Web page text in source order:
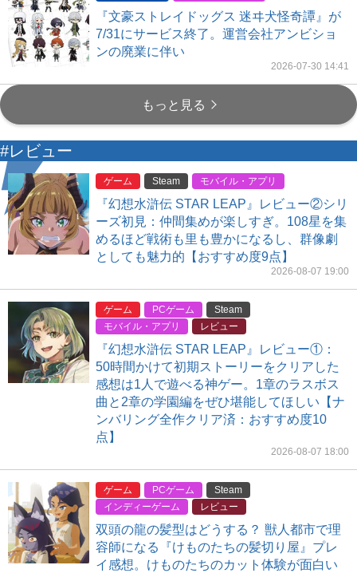
『文豪ストレイドッグス 迷ヰ犬怪奇譚』が
7/31にサービス終了。運営会社アンビショ
ンの廃業に伴い
2026-07-30 14:41
もっと見る
#レビュー
ゲーム Steam モバイル・アプリ
『幻想水滸伝 STAR LEAP』レビュー②シリ
ーズ初見：仲間集めが楽しすぎ。108星を集
めるほど戦術も里も豊かになるし、群像劇
としても魅力的【おすすめ度9点】
2026-08-07 19:00
ゲーム PCゲーム
Steam
モバイル・アプリ
レビュー
『幻想水滸伝 STAR LEAP』レビュー①：
50時間かけて初期ストーリーをクリアした
感想は1人で遊べる神ゲー。1章のラスボス
曲と2章の学園編をぜひ堪能してほしい【ナ
ンバリング全作クリア済：おすすめ度10
点】
2026-08-07 18:00
ゲーム PCゲーム
Steam
インディーゲーム
レビュー
双頭の龍の髪型はどうする？ 獣人都市で理
容師になる『けものたちの髪切り屋』プレ
イ感想。けものたちのカット体験が面白い